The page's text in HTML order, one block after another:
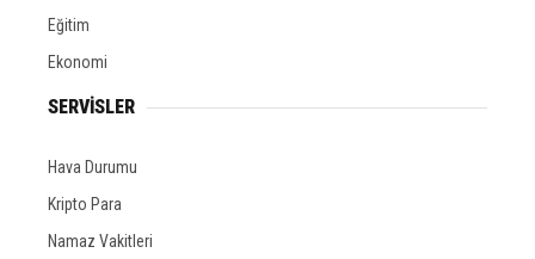
Eğitim
Ekonomi
SERVİSLER
Hava Durumu
Kripto Para
Namaz Vakitleri